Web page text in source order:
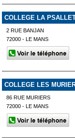
COLLEGE LA
2 RUE BANJAN
72000 - LE MANS
COLLEGE LES
86 RUE MURIERS
72000 - LE MANS